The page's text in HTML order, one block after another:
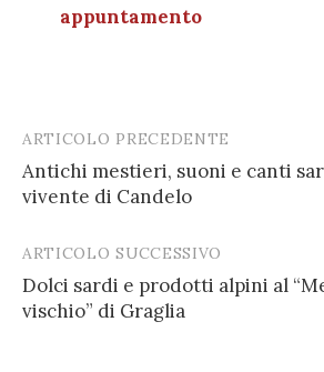
appuntamento
Post
navigation
ARTICOLO PRECEDENTE
Antichi mestieri, suoni e canti
vivente di Candelo
ARTICOLO SUCCESSIVO
Dolci sardi e prodotti alpini al
vischio” di Graglia